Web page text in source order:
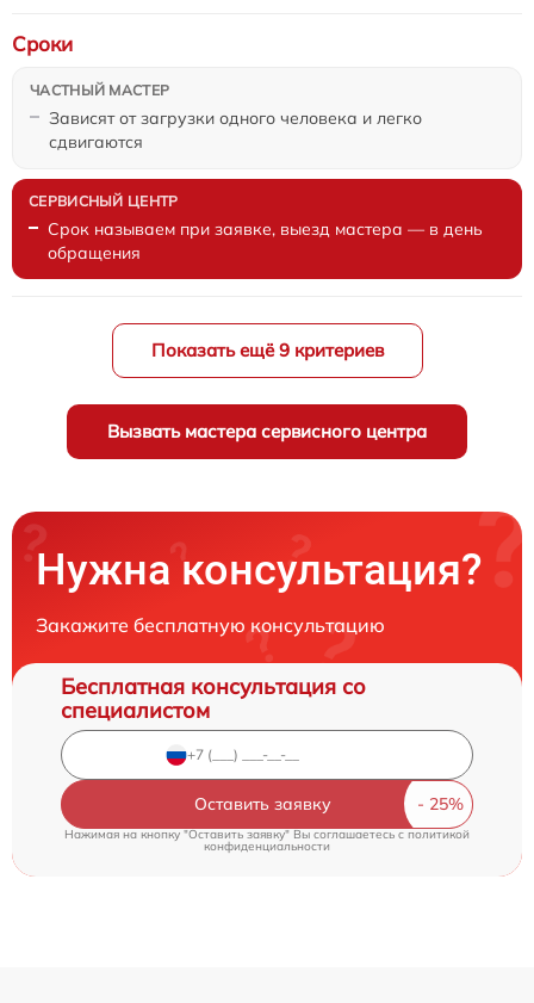
Зависят от загрузки одного человека и легко
сдвигаются
Сроки
Срок называем при заявке, выезд мастера — в день
обращения
Показать ещё 9 критериев
Вызвать мастера сервисного центра
Нужна консультация?
Закажите бесплатную консультацию
Бесплатная консультация со
специалистом
Оставить заявку
Нажимая на кнопку "Оставить заявку" Вы соглашаетесь cполитикой
конфиденциальности